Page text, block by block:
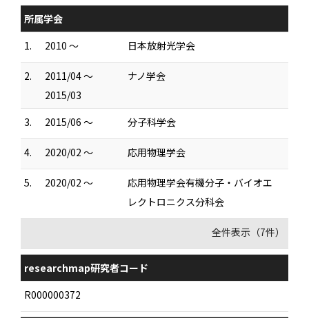
所属学会
1.
2010 ～ 日本放射光学会
2.
2011/04 ～
2015/03
ナノ学会
3. 2015/06 ～ 分子科学会
4. 2020/02 ～ 応用物理学会
5. 2020/02 ～
応用物理学会有機分子・バイオエ
レクトロニクス分科会
全件表示（7件）
researchmap研究者コード
R000000372